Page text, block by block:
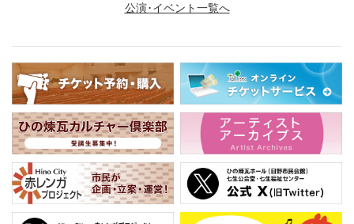
公演･イベント一覧へ